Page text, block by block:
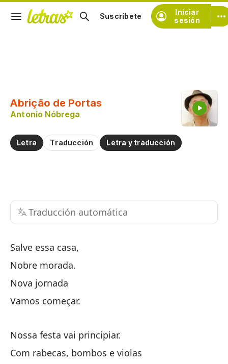
Iniciar
sesión
Suscríbete
Abrição de Portas
Antonio Nóbrega
Letra Traducción Letra y traducción
Traducción automática
Salve essa casa,
Nobre morada.
Nova jornada
Vamos começar.
Nossa festa vai principiar.
Com rabecas, bombos e violas
Practicar la pronunciación de